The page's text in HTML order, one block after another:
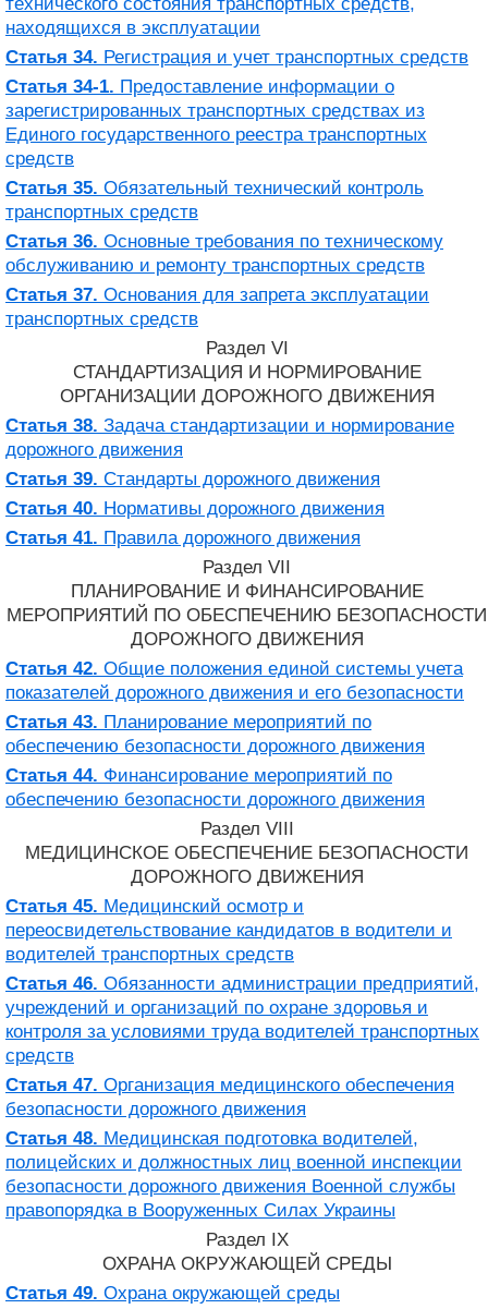
находящихся в эксплуатации
Статья 34. Регистрация и учет транспортных средств
Статья 34-1. Предоставление информации о
зарегистрированных транспортных средствах из
Единого государственного реестра транспортных
средств
Статья 35. Обязательный технический контроль
транспортных средств
Статья 36. Основные требования по техническому
обслуживанию и ремонту транспортных средств
Статья 37. Основания для запрета эксплуатации
транспортных средств
Раздел VI
СТАНДАРТИЗАЦИЯ И НОРМИРОВАНИЕ
ОРГАНИЗАЦИИ ДОРОЖНОГО ДВИЖЕНИЯ
Статья 38. Задача стандартизации и нормирование
дорожного движения
Статья 39. Стандарты дорожного движения
Статья 40. Нормативы дорожного движения
Статья 41. Правила дорожного движения
Раздел VII
ПЛАНИРОВАНИЕ И ФИНАНСИРОВАНИЕ
МЕРОПРИЯТИЙ ПО ОБЕСПЕЧЕНИЮ БЕЗОПАСНОСТИ
ДОРОЖНОГО ДВИЖЕНИЯ
Статья 42. Общие положения единой системы учета
показателей дорожного движения и его безопасности
Статья 43. Планирование мероприятий по
обеспечению безопасности дорожного движения
Статья 44. Финансирование мероприятий по
обеспечению безопасности дорожного движения
Раздел VIII
МЕДИЦИНСКОЕ ОБЕСПЕЧЕНИЕ БЕЗОПАСНОСТИ
ДОРОЖНОГО ДВИЖЕНИЯ
Статья 45. Медицинский осмотр и
переосвидетельствование кандидатов в водители и
водителей транспортных средств
Статья 46. Обязанности администрации предприятий,
учреждений и организаций по охране здоровья и
контроля за условиями труда водителей транспортных
средств
Статья 47. Организация медицинского обеспечения
безопасности дорожного движения
Статья 48. Медицинская подготовка водителей,
полицейских и должностных лиц военной инспекции
безопасности дорожного движения Военной службы
правопорядка в Вооруженных Силах Украины
Раздел IX
ОХРАНА ОКРУЖАЮЩЕЙ СРЕДЫ
Статья 49. Охрана окружающей среды